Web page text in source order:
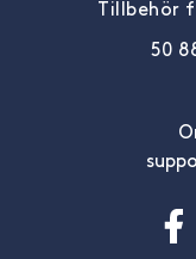
Tillbehör
50